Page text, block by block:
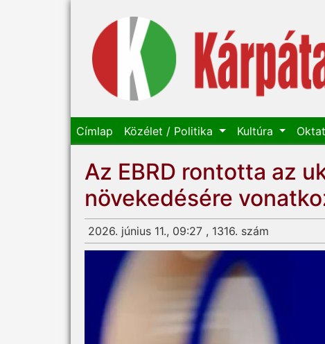
Címlap Közélet / Politika Kultúra
Az EBRD rontotta az
növekedésére
2026. június 11., 09:27 , 1316. szám